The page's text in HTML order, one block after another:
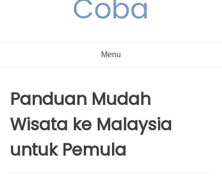
Coba
Menu
Panduan Mudah
Wisata ke Malaysia
untuk Pemula